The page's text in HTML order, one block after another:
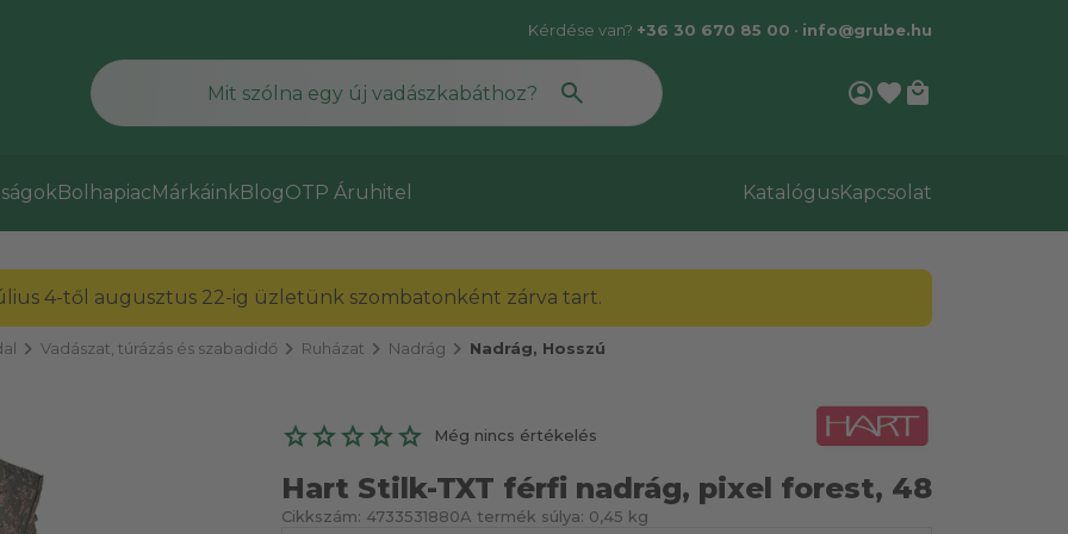
Kérdése van? +36 30 670 85 00 • info@grube.hu
account_circlefavorite local_mall
BolhapiacMárkáinkBlogOTP Áruhitel KatalógusKapcsolat
4-től augusztus 22-ig üzletünk szombatonként zárva tart.
chevron_right Vadászat, túrázás és szabadidő chevron_right Ruházat chevron_right Nadrág chevron_right Nadrág, Hosszú
Még nincs értékelés
Hart Stilk-TXT férfi nadrág, pixel forest, 48
Cikkszám: 4733531880A termék súlya: 0,45 kg